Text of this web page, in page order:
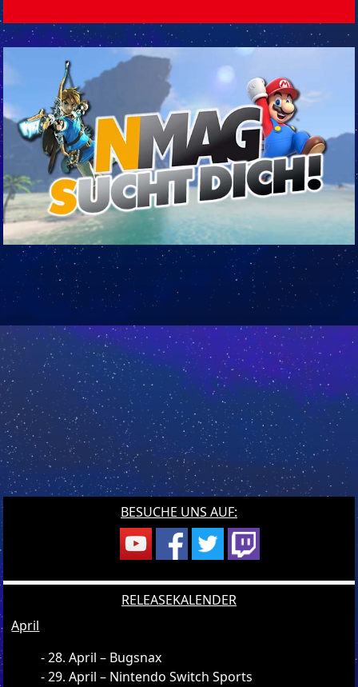
BESUCHE UNS AUF:
RELEASEKALENDER
April
28. April – Bugsnax
29. April – Nintendo Switch Sports